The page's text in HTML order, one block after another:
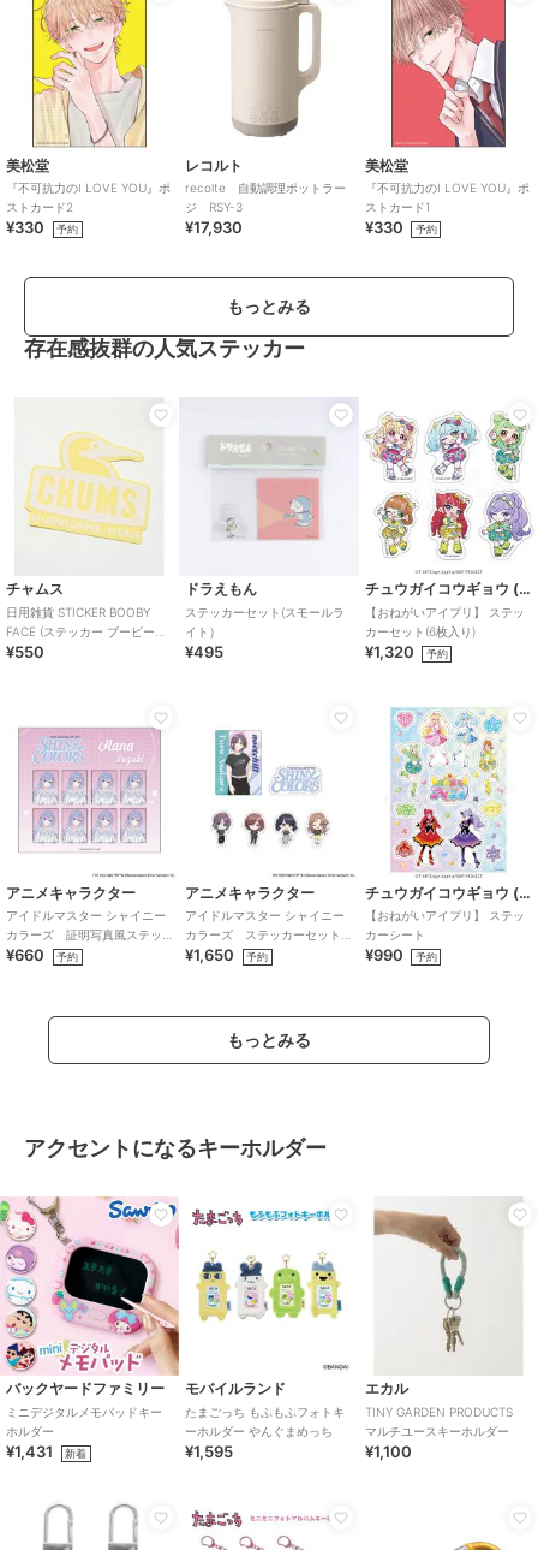
美松堂
『不可抗力のI LOVE YOU』ポ
ストカード2
¥330 予約
レコルト
recolte 自動調理ポットラー
ジ RSY-3
¥17,930
美松堂
『不可抗力のI LOVE YOU』ポ
ストカード1
¥330 予約
もっとみる
存在感抜群の人気ステッカー
チャムス
日用雑貨 STICKER BOOBY
FACE (ステッカー ブービーフ
ェイス)
¥550
ドラえもん
ステッカーセット(スモールラ
イト）
¥495
チュウガイコウギョウ (Chugai Mining)
【おねがいアイプリ】 ステッ
カーセット(6枚入り)
¥1,320 予約
アニメキャラクター
アイドルマスター シャイニー
カラーズ 証明写真風ステッ
カー (鈴木羽那)
¥660 予約
アニメキャラクター
アイドルマスター シャイニー
カラーズ ステッカーセット
(283プロ ノクチル)
¥1,650 予約
チュウガイコウギョウ (Chugai Mining)
【おねがいアイプリ】 ステッ
カーシート
¥990 予約
もっとみる
アクセントになるキーホルダー
バックヤードファミリー
ミニデジタルメモパッドキー
ホルダー
¥1,431 新着
モバイルランド
たまごっち もふもふフォトキ
ーホルダー やんぐまめっち
¥1,595
エカル
TINY GARDEN PRODUCTS
マルチユースキーホルダー
¥1,100